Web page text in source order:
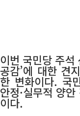
이번 국민당 주석
공감’에 대한 견
한 변화이다. 국
안정·실무적 양
이다.